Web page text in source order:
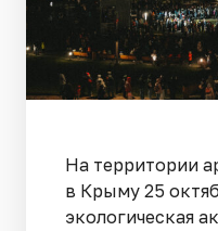
На территории
в Крыму 25
экологическая